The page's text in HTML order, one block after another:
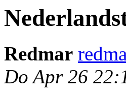
Redmar
Do Apr 26